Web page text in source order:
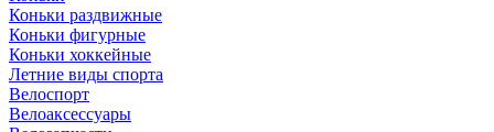
Коньки раздвижные
Коньки фигурные
Коньки хоккейные
Летние виды спорта
Велоспорт
Велоаксессуары